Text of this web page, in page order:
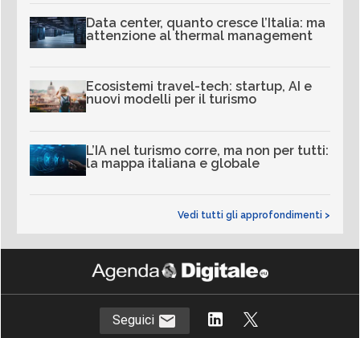
Data center, quanto cresce l’Italia: ma
attenzione al thermal management
Ecosistemi travel-tech: startup, AI e
nuovi modelli per il turismo
L’IA nel turismo corre, ma non per tutti:
la mappa italiana e globale
Vedi tutti gli approfondimenti >
Seguici